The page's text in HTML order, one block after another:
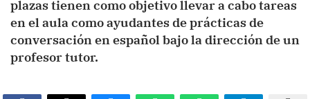
plazas tienen como objetivo llevar a cabo tareas
en el aula como ayudantes de prácticas de
conversación en español bajo la dirección de un
profesor tutor.